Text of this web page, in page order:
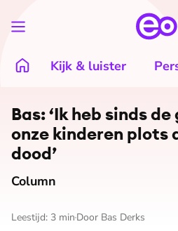
Kijk & luister
Bas: ‘Ik heb sinds
onze kinderen plots
dood’
Column
Leestijd: 3 min Door Bas Derks